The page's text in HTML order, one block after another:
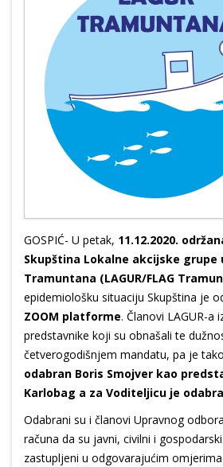
GOSPIĆ- U petak, 11.12.2020.
Skupština Lokalne akcijske grupe
Tramuntana (LAGUR/FLAG
epidemiološku situaciju Skupština je
ZOOM platforme. Članovi LAGUR-a
predstavnike koji su obnašali te
četverogodišnjem mandatu, pa je tako
odabran Boris Smojver kao
Karlobag a za Voditeljicu je
Odabrani su i članovi Upravnog
računa da su javni, civilni i
zastupljeni u odgovarajućim